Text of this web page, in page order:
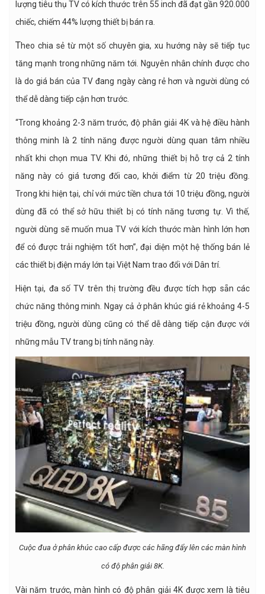
lượng tiêu thụ TV có kích thước trên 55 inch đã đạt gần 920.000
chiếc, chiếm 44% lượng thiết bị bán ra.
Theo chia sẻ từ một số chuyên gia, xu hướng này sẽ tiếp tục
tăng mạnh trong những năm tới. Nguyên nhân chính được cho
là do giá bán của TV đang ngày càng rẻ hơn và người dùng có
thể dễ dàng tiếp cận hơn trước.
“Trong khoảng 2-3 năm trước, độ phân giải 4K và hệ điều hành
thông minh là 2 tính năng được người dùng quan tâm nhiều
nhất khi chọn mua TV. Khi đó, những thiết bị hỗ trợ cả 2 tính
năng này có giá tương đối cao, khởi điểm từ 20 triệu đồng.
Trong khi hiện tại, chỉ với mức tiền chưa tới 10 triệu đồng, người
dùng đã có thể sở hữu thiết bị có tính năng tương tự. Vì thế,
người dùng sẽ muốn mua TV với kích thước màn hình lớn hơn
để có được trải nghiệm tốt hơn”, đại diện một hệ thống bán lẻ
các thiết bị điện máy lớn tại Việt Nam trao đổi với Dân trí.
Hiện tại, đa số TV trên thị trường đều được tích hợp sẵn các
chức năng thông minh. Ngay cả ở phân khúc giá rẻ khoảng 4-5
triệu đồng, người dùng cũng có thể dễ dàng tiếp cận được với
những mẫu TV trang bị tính năng này.
Cuộc đua ở phân khúc cao cấp được các hãng đẩy lên các màn hình
có độ phân giải 8K.
Vài năm trước, màn hình có độ phân giải 4K được xem là tiêu